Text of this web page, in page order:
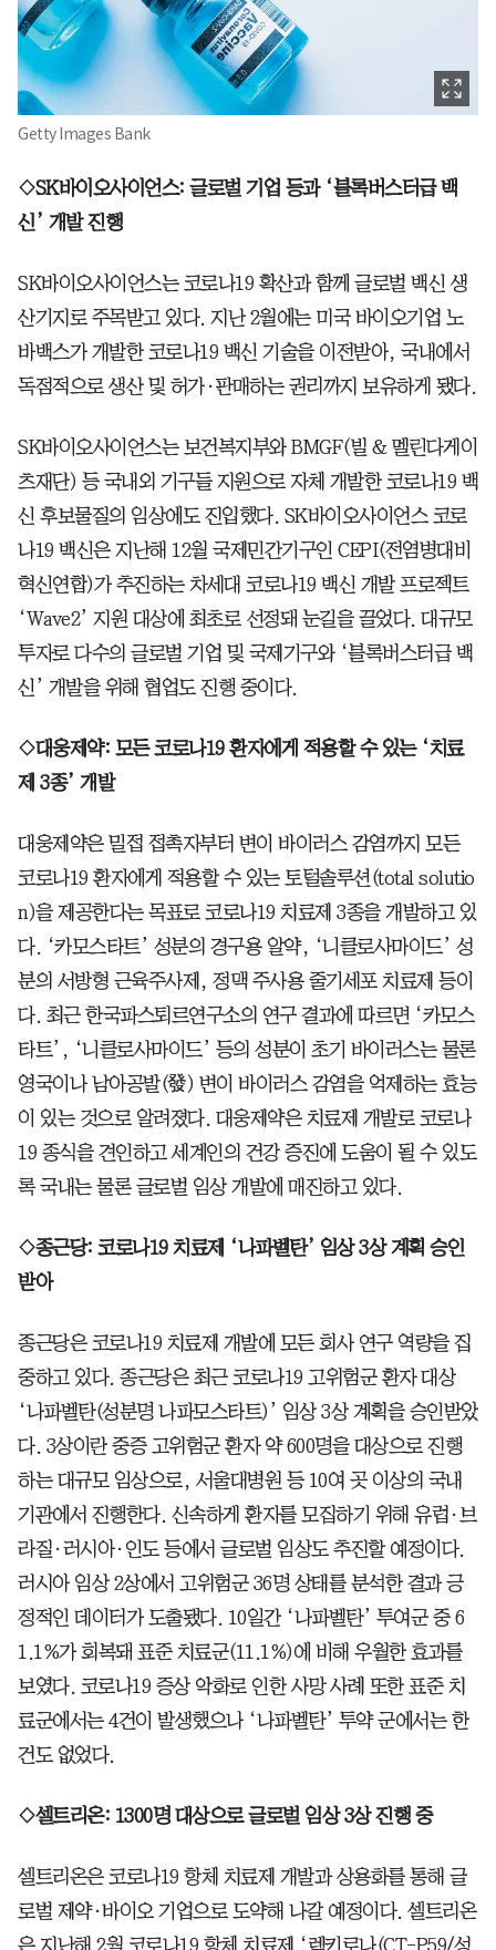
Getty Images Bank
◇SK바이오사이언스: 글로벌 기업 등과 ‘블록버스터급 백
신’ 개발 진행
SK바이오사이언스는 코로나19 확산과 함께 글로벌 백신 생
산기지로 주목받고 있다. 지난 2월에는 미국 바이오기업 노
바백스가 개발한 코로나19 백신 기술을 이전받아, 국내에서
독점적으로 생산 및 허가·판매하는 권리까지 보유하게 됐다.
SK바이오사이언스는 보건복지부와 BMGF(빌 & 멜린다게이
츠재단) 등 국내외 기구들 지원으로 자체 개발한 코로나19 백
신 후보물질의 임상에도 진입했다. SK바이오사이언스 코로
나19 백신은 지난해 12월 국제민간기구인 CEPI(전염병대비
혁신연합)가 추진하는 차세대 코로나19 백신 개발 프로젝트
‘Wave2’ 지원 대상에 최초로 선정돼 눈길을 끌었다. 대규모
투자로 다수의 글로벌 기업 및 국제기구와 ‘블록버스터급 백
신’ 개발을 위해 협업도 진행 중이다.
◇대웅제약: 모든 코로나19 환자에게 적용할 수 있는 ‘치료
제 3종’ 개발
대웅제약은 밀접 접촉자부터 변이 바이러스 감염까지 모든
코로나19 환자에게 적용할 수 있는 토털솔루션(total solutio
n)을 제공한다는 목표로 코로나19 치료제 3종을 개발하고 있
다. ‘카모스타트’ 성분의 경구용 알약, ‘니클로사마이드’ 성
분의 서방형 근육주사제, 정맥 주사용 줄기세포 치료제 등이
다. 최근 한국파스퇴르연구소의 연구 결과에 따르면 ‘카모스
타트’, ‘니클로사마이드’ 등의 성분이 초기 바이러스는 물론
영국이나 남아공발(發) 변이 바이러스 감염을 억제하는 효능
이 있는 것으로 알려졌다. 대웅제약은 치료제 개발로 코로나
19 종식을 견인하고 세계인의 건강 증진에 도움이 될 수 있도
록 국내는 물론 글로벌 임상 개발에 매진하고 있다.
◇종근당: 코로나19 치료제 ‘나파벨탄’ 임상 3상 계획 승인
받아
종근당은 코로나19 치료제 개발에 모든 회사 연구 역량을 집
중하고 있다. 종근당은 최근 코로나19 고위험군 환자 대상
‘나파벨탄(성분명 나파모스타트)’ 임상 3상 계획을 승인받았
다. 3상이란 중증 고위험군 환자 약 600명을 대상으로 진행
하는 대규모 임상으로, 서울대병원 등 10여 곳 이상의 국내
기관에서 진행한다. 신속하게 환자를 모집하기 위해 유럽·브
라질·러시아·인도 등에서 글로벌 임상도 추진할 예정이다.
러시아 임상 2상에서 고위험군 36명 상태를 분석한 결과 긍
정적인 데이터가 도출됐다. 10일간 ‘나파벨탄’ 투여군 중 6
1.1%가 회복돼 표준 치료군(11.1%)에 비해 우월한 효과를
보였다. 코로나19 증상 악화로 인한 사망 사례 또한 표준 치
료군에서는 4건이 발생했으나 ‘나파벨탄’ 투약 군에서는 한
건도 없었다.
◇셀트리온: 1300명 대상으로 글로벌 임상 3상 진행 중
셀트리온은 코로나19 항체 치료제 개발과 상용화를 통해 글
로벌 제약·바이오 기업으로 도약해 나갈 예정이다. 셀트리온
은 지난해 2월 코로나19 항체 치료제 ‘렉키로나(CT-P59/성